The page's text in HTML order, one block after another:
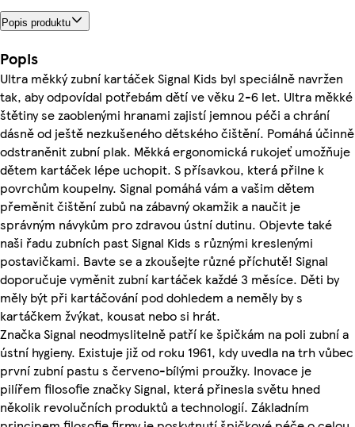
Popis produktu
Popis
Ultra měkký zubní kartáček Signal Kids byl speciálně navržen
tak, aby odpovídal potřebám dětí ve věku 2-6 let. Ultra měkké
štětiny se zaoblenými hranami zajistí jemnou péči a chrání
dásně od ještě nezkušeného dětského čištění. Pomáhá účinně
odstraněnit zubní plak. Měkká ergonomická rukojeť umožňuje
dětem kartáček lépe uchopit. S přísavkou, která přilne k
povrchům koupelny. Signal pomáhá vám a vašim dětem
přeměnit čištění zubů na zábavný okamžik a naučit je
správným návykům pro zdravou ústní dutinu. Objevte také
naši řadu zubních past Signal Kids s různými kreslenými
postavičkami. Bavte se a zkoušejte různé příchutě! Signal
doporučuje vyměnit zubní kartáček každé 3 měsíce. Děti by
měly být při kartáčování pod dohledem a neměly by s
kartáčkem žvýkat, kousat nebo si hrát.
Značka Signal neodmyslitelně patří ke špičkám na poli zubní a
ústní hygieny. Existuje již od roku 1961, kdy uvedla na trh vůbec
první zubní pastu s červeno-bílými proužky. Inovace je
pilířem filosofie značky Signal, která přinesla světu hned
několik revolučních produktů a technologií. Základním